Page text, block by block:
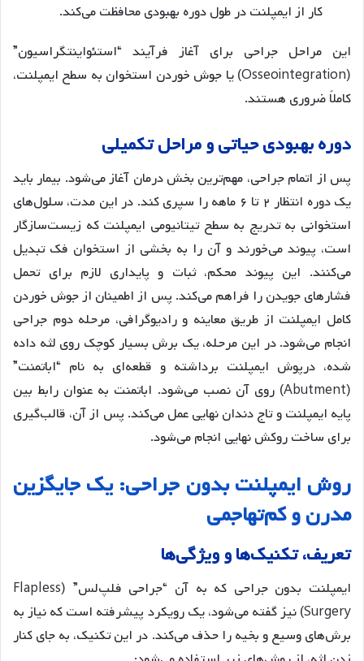
کار از ایمپلنت در طول دوره بهبودی محافظت می‌کند.
این مراحل جراحی برای آغاز فرآیند “استئواینتگراسیون”
(Osseointegration) یا جوش خوردن استخوان به سطح ایمپلنت،
کاملاً ضروری هستند.
دوره بهبودی حیاتی و مراحل تکمیلی
پس از اتمام جراحی، مهم‌ترین بخش درمان آغاز می‌شود. بیمار باید
یک دوره انتظار ۲ تا ۶ ماهه را سپری کند. در این مدت، سلول‌های
استخوانی به تدریج به سطح تیتانیومی ایمپلنت که زیست‌سازگار
است، پیوند می‌خورند و آن را به بخشی از استخوان فک تبدیل
می‌کنند. این پیوند محکم، ثبات و پایداری لازم برای تحمل
فشارهای جویدن را فراهم می‌کند. پس از اطمینان از جوش خوردن
کامل ایمپلنت از طریق معاینه و رادیوگرافی، مرحله دوم جراحی
انجام می‌شود. در این مرحله، یک برش بسیار کوچک روی لثه داده
شده، درپوش ایمپلنت برداشته و قطعه‌ای به نام “اباتمنت”
(Abutment) روی آن نصب می‌شود. اباتمنت به عنوان رابط بین
پایه ایمپلنت و تاج دندان نهایی عمل می‌کند. پس از آن، قالب‌گیری
برای ساخت روکش نهایی انجام می‌شود.
روش ایمپلنت بدون جراحی: یک جایگزین
مدرن و کم‌تهاجمی
تعریف، تکنیک‌ها و ویژگی‌ها
ایمپلنت بدون جراحی که به آن “جراحی فلپ‌لس” (Flapless
Surgery) نیز گفته می‌شود، یک رویکرد پیشرفته است که نیاز به
برش‌های وسیع و بخیه را حذف می‌کند. در این تکنیک، به جای کنار